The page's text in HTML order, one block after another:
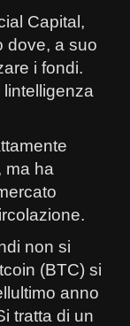
Capital,
dove, a suo
i fondi.
ma ha
non si
(BTC) si
anno
tratta di un